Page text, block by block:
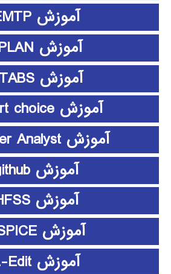
آموزش EMTP
آموزش ePLAN
آموزش ETABS
آموزش expert choice
آموزش Frontier Analyst
آموزش github
آموزش HFSS
آموزش HSPICE
آموزش L-Edit